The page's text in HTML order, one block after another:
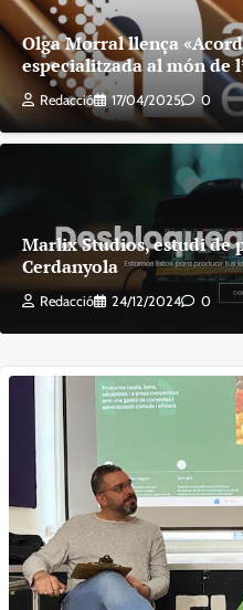
Olga Morral llença
especialitzada al món de
Redacció 17/04/2025 0
Marlix Studios, estudi de
Cerdanyola
Redacció 24/12/2024 0